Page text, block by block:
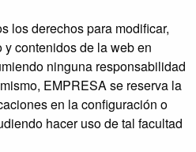
los derechos para modificar,
contenidos de la web en
ninguna responsabilidad
EMPRESA se reserva la
en la configuración o
hacer uso de tal facultad